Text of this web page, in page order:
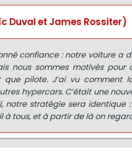
Duval et James Rossiter)
confiance : notre voiture a
nous sommes motivés pour
pilote. J’ai vu comment
hypercars. C’était une
notre stratégie sera identique
tous, et à partir de là on